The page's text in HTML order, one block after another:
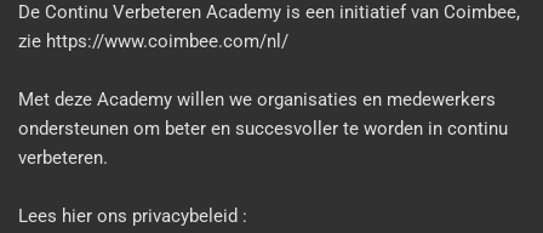
De Continu Verbeteren Academy is een initiatief van Coimbee,
zie https://www.coimbee.com/nl/
Met deze Academy willen we organisaties en medewerkers
ondersteunen om beter en succesvoller te worden in continu
verbeteren.
Lees hier ons privacybeleid :